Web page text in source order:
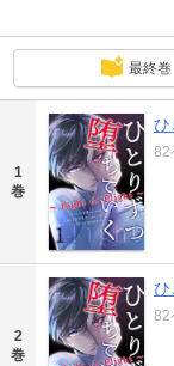
最終巻
1
巻
ひ
82
2
巻
ひ
82